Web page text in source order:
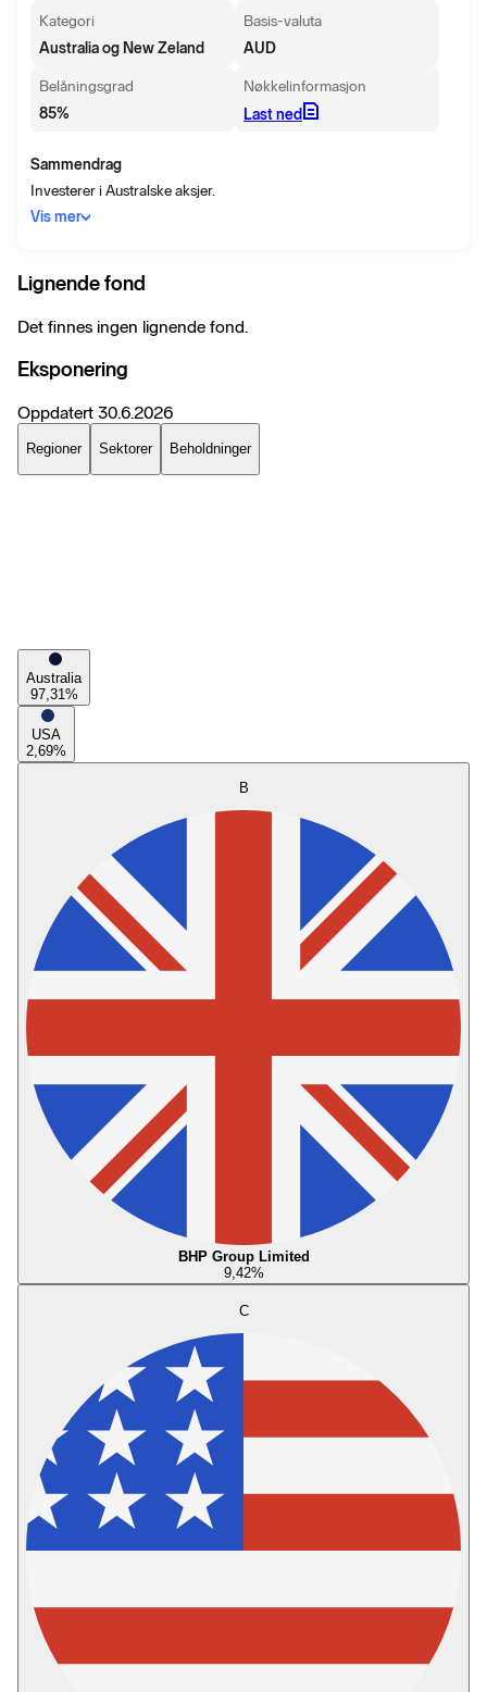
Kategori
Australia og New Zeland
Basis-valuta
AUD
Belåningsgrad
85%
Nøkkelinformasjon
Last ned
Sammendrag
Investerer i Australske aksjer.
Vis mer
Lignende fond
Det finnes ingen lignende fond.
Eksponering
Oppdatert 30.6.2026
Regioner Sektorer Beholdninger
Australia
97,31%
USA
2,69%
B
BHP Group Limited
9,42%
C